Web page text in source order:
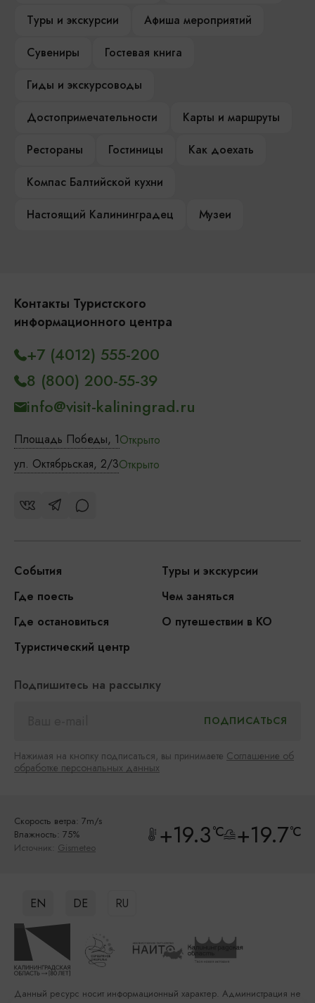
Туры и экскурсии
Афиша мероприятий
Сувениры
Гостевая книга
Гиды и экскурсоводы
Достопримечательности
Карты и маршруты
Рестораны
Гостиницы
Как доехать
Компас Балтийской кухни
Настоящий Калининградец
Музеи
Контакты Туристского
информационного центра
Площадь Победы, 1Открыто
ул. Октябрьская, 2/3Открыто
+7 (4012) 555-200
8 (800) 200-55-39
info@visit-kaliningrad.ru
События
Туры и экскурсии
Где поесть
Чем заняться
Где остановиться
О путешествии в КО
Туристический центр
Подпишитесь на рассылку
Нажимая на кнопку подписаться, вы принимаете Соглашение об
обработке персональных данных
Скорость ветра: 7m/s
Влажность: 75%
Источник: Gismeteo +19.3°C +19.7°C
EN DE RU
Данный ресурс носит информационный характер. Администрация не